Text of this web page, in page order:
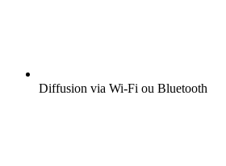
Diffusion via Wi-Fi ou Bluetooth